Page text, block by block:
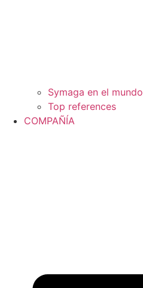
Symaga en el mundo
Top references
COMPAÑÍA